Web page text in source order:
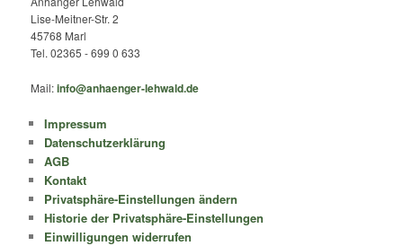
Lise-Meitner-Str. 2
45768 Marl
Tel. 02365 - 699 0 633
Mail:info@anhaenger-lehwald.de
Impressum
Datenschutzerklärung
AGB
Kontakt
Privatsphäre-Einstellungen ändern
Historie der Privatsphäre-Einstellungen
Einwilligungen widerrufen